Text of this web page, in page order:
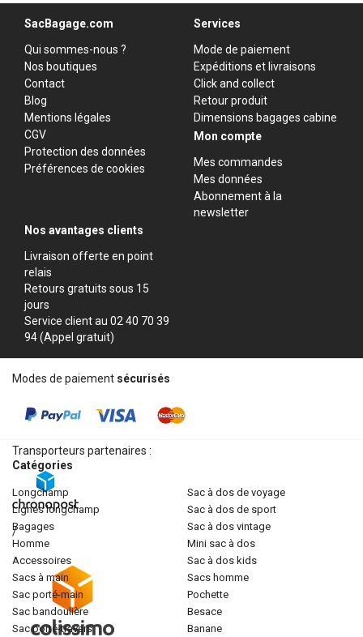
SacBagage.com
Qui sommes-nous ?
Nos boutiques
Contact
Blog
Mentions légales
CGV
Protection des données
Préférences de cookies
Services
Mode de paiement
Expéditions et livraisons
Click and collect
Retour produit
Dimensions bagages cabine
Mon compte
Mes commandes
Mes données
Abonnement à la
newsletter
Nos avantages clients
Livraison offerte en point
relais
Retours gratuits sous 15
jours
Service client au 02 40 70 39
94 (Appel gratuit)
Modes de paiement sécurisés
Transporteurs partenaires :
/
Catégories
longchamp
lignes longchamp
bagages
homme
accessoires
sacs à main
sac porté-main
sac bandoulière
sac porté-travers
sac à dos de voyage
sac à dos de sport
sac à dos vintage
mini sac à dos
sac à dos kids
sacs homme
pochette
besace
banane